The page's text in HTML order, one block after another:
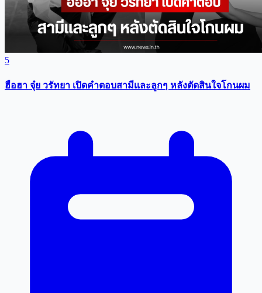
5
ฮือฮา จุ๋ย วรัทยา เปิดคำตอบสามีเเละลูกๆ หลังตัดสินใจโกนผม